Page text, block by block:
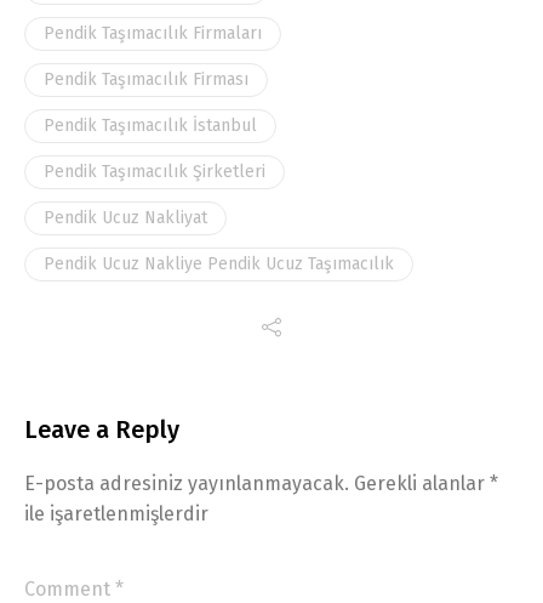
Pendik Taşımacılık Firmaları
Pendik Taşımacılık Firması
Pendik Taşımacılık İstanbul
Pendik Taşımacılık Şirketleri
Pendik Ucuz Nakliyat
Pendik Ucuz Nakliye Pendik Ucuz Taşımacılık
Leave a Reply
E-posta adresiniz yayınlanmayacak. Gerekli alanlar *
ile işaretlenmişlerdir